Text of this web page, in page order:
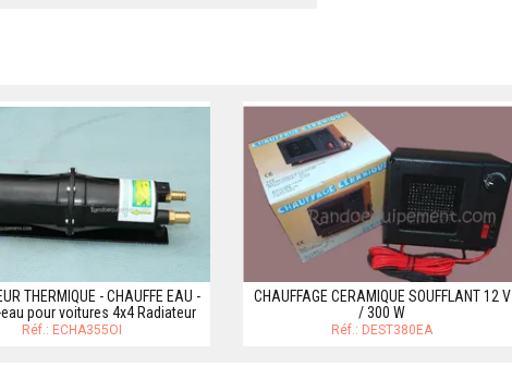
THERMIQUE - CHAUFFE EAU -
pour voitures 4x4 Radiateur
Réf.: ECHA355OI
CHAUFFAGE CERAMIQUE SOUFFLANT 12 V
/ 300 W
Réf.: DEST380EA